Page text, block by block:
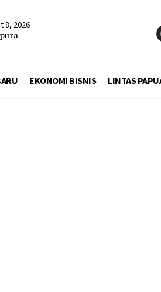
8, 2026
EKONOMI BISNIS LINTAS